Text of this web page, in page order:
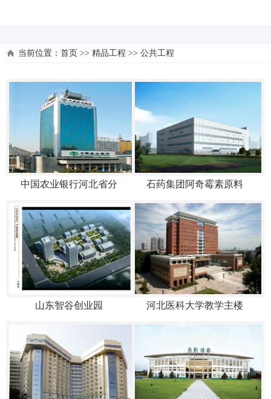
当前位置： 首页 >> 精品工程 >> 公共工程
中国农业银行河北省分 石药集团阿奇霉素原料
山东智谷创业园 河北医科大学教学主楼